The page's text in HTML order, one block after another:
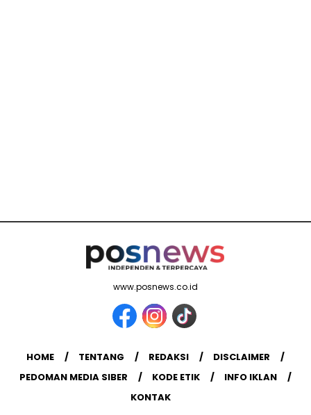
www.posnews.co.id
HOME TENTANG REDAKSI
DISCLAIMER
PEDOMAN MEDIA SIBER
KODE ETIK
INFO IKLAN
KONTAK